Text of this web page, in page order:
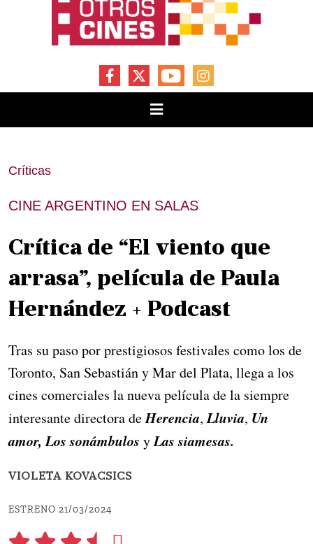
FACEBOOKYOUTUBEINSTAGRAM
Críticas
CINE ARGENTINO EN SALAS
Crítica de “El viento que
arrasa”, película de Paula
Hernández + Podcast
Tras su paso por prestigiosos festivales como los de
Toronto, San Sebastián y Mar del Plata, llega a los
cines comerciales la nueva película de la siempre
interesante directora deHerencia,Lluvia, Un
amor, Los sonámbulos yLas siamesas.
VIOLETA KOVACSICS
ESTRENO 21/03/2024